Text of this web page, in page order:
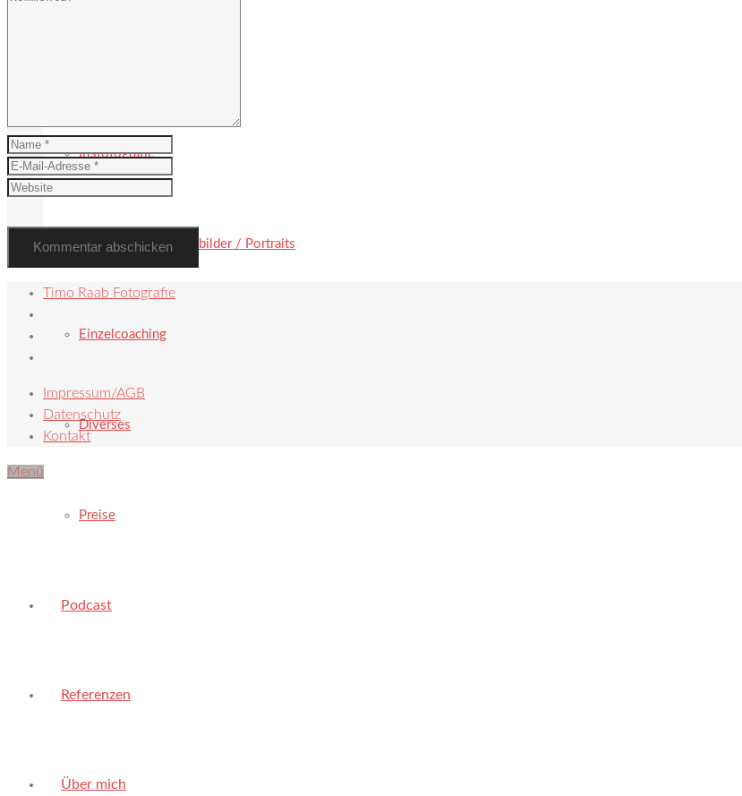
Irisfotografie
Paarbilder / Familienbilder / Portraits
Einzelcoaching
Diverses
Preise
Podcast
Referenzen
Über mich
Timo Raab Fotografie
Impressum/AGB
Datenschutz
Kontakt
Menü